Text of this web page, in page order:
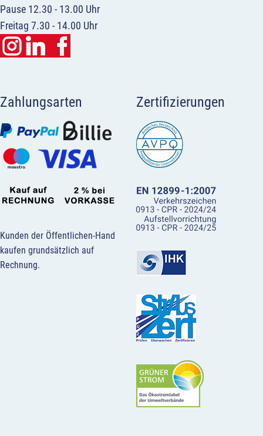
Pause 12.30 - 13.00 Uhr
Freitag 7.30 - 14.00 Uhr
Zahlungsarten
Kunden der Öffentlichen-Hand
kaufen grundsätzlich auf
Rechnung.
Zertifizierungen